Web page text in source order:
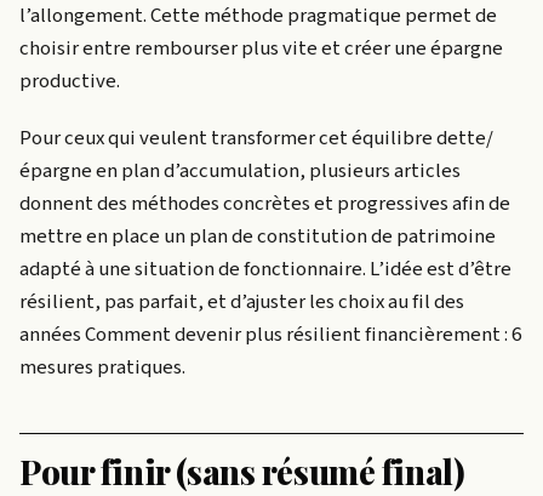
l’allongement. Cette méthode pragmatique permet de
choisir entre rembourser plus vite et créer une épargne
productive.
Pour ceux qui veulent transformer cet équilibre dette/
épargne en plan d’accumulation, plusieurs articles
donnent des méthodes concrètes et progressives afin de
mettre en place un plan de constitution de patrimoine
adapté à une situation de fonctionnaire. L’idée est d’être
résilient, pas parfait, et d’ajuster les choix au fil des
années Comment devenir plus résilient financièrement : 6
mesures pratiques.
Pour finir (sans résumé final)